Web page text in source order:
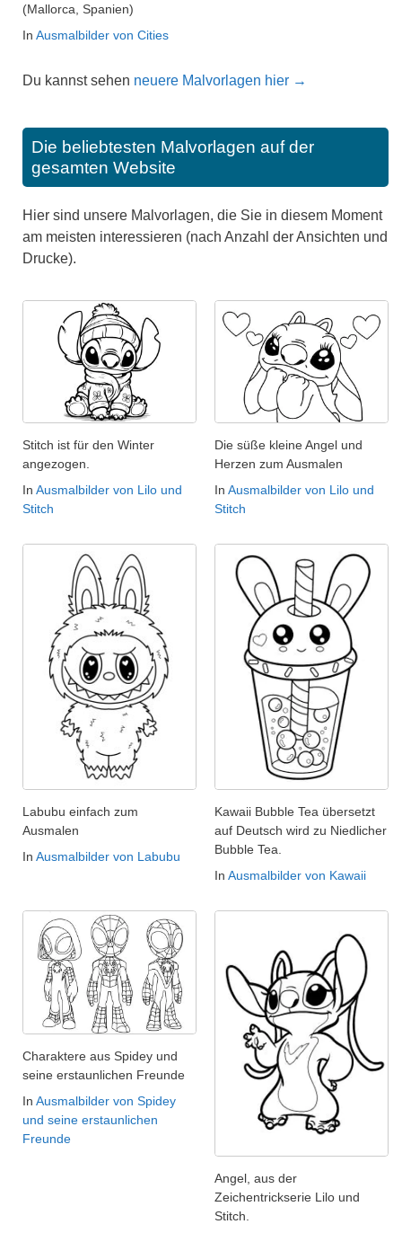
(Mallorca, Spanien)
In Ausmalbilder von Cities
Du kannst sehen neuere Malvorlagen hier →
Die beliebtesten Malvorlagen auf der
gesamten Website
Hier sind unsere Malvorlagen, die Sie in diesem Moment
am meisten interessieren (nach Anzahl der Ansichten und
Drucke).
Stitch ist für den Winter
angezogen.
In Ausmalbilder von Lilo und
Stitch
Die süße kleine Angel und
Herzen zum Ausmalen
In Ausmalbilder von Lilo und
Stitch
Labubu einfach zum
Ausmalen
In Ausmalbilder von Labubu
Kawaii Bubble Tea übersetzt
auf Deutsch wird zu Niedlicher
Bubble Tea.
In Ausmalbilder von Kawaii
Charaktere aus Spidey und
seine erstaunlichen Freunde
In Ausmalbilder von Spidey
und seine erstaunlichen
Freunde
Angel, aus der
Zeichentrickserie Lilo und
Stitch.